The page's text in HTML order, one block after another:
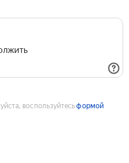
воспользуйтесьформой